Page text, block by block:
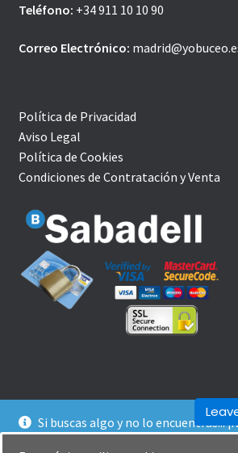
Teléfono: +34 911 10 10 90
Correo Electrónico:
Política de Privacidad
Aviso Legal
Política de Cookies
Condiciones de Contratación y Venta
© YoBuceo | Tienda Online 2026
Política de Privacidad
Creado con
Si buscas algo y no lo encuentras...